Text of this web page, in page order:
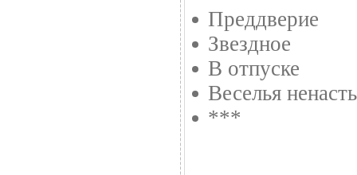
Преддверие
Звездное
В отпуске
Веселья
***